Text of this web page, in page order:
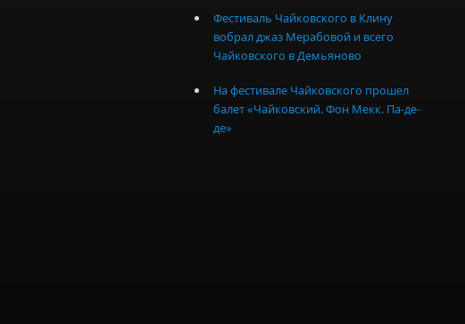
Фестиваль Чайковского в Клину
вобрал джаз Мерабовой и всего
Чайковского в Демьяново
На фестивале Чайковского прошел
балет «Чайковский. Фон Мекк. Па-де-
де»